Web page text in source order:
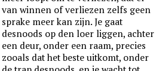
van winnen of verliezen zelfs geen
sprake meer kan zijn. Je gaat
desnoods op den loer liggen, achter
een deur, onder een raam, precies
zooals dat het beste uitkomt, onder